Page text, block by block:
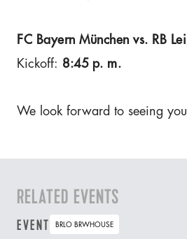
FC Bayern München vs. RB
Kickoff: 8:45 p. m.
We look forward to seeing
RELATED EVENTS
EVENT BRLO BRWHOUSE